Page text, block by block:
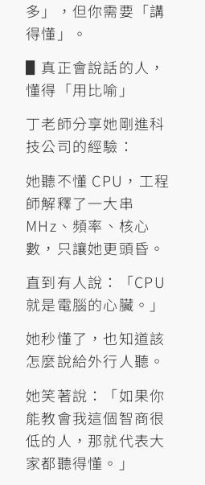
多」，但你需要「講
得懂」。
▋真正會說話的人，
懂得「用比喻」
丁老師分享她剛進科
技公司的經驗：
她聽不懂 CPU，工程
師解釋了一大串
MHz、頻率、核心
數，只讓她更頭昏。
直到有人說：「CPU
就是電腦的心臟。」
她秒懂了，也知道該
怎麼說給外行人聽。
她笑著說：「如果你
能教會我這個智商很
低的人，那就代表大
家都聽得懂。」